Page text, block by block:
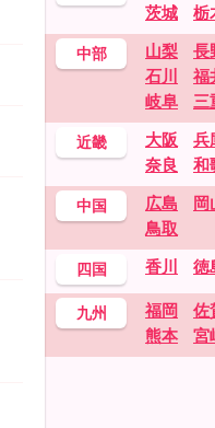
茨城
栃
中部 山梨 長
石川
福
岐阜
三
近畿 大阪 兵
奈良
和
中国 広島 岡
鳥取
四国 香川 徳
九州 福岡 佐
熊本
宮